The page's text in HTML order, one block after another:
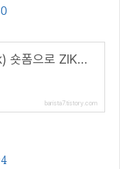
앱테크, 직톡(Ziktalk) 숏폼으로 ZIK코인 받자( 추천코드 : FEIQXFWY )
barista7.tistory.com